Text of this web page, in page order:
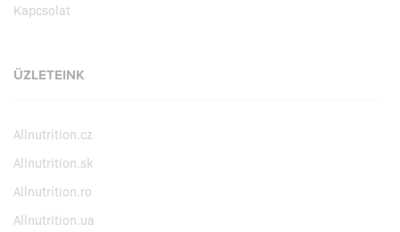
Kapcsolat
ÜZLETEINK
Allnutrition.cz
Allnutrition.sk
Allnutrition.ro
Allnutrition.ua